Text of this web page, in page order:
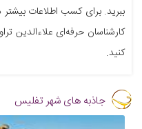
ببرید. برای کسب اطلاعات
کارشناسان حرفه‌ای علاءالدین
کنید.
جاذبه های شهر تفلیس